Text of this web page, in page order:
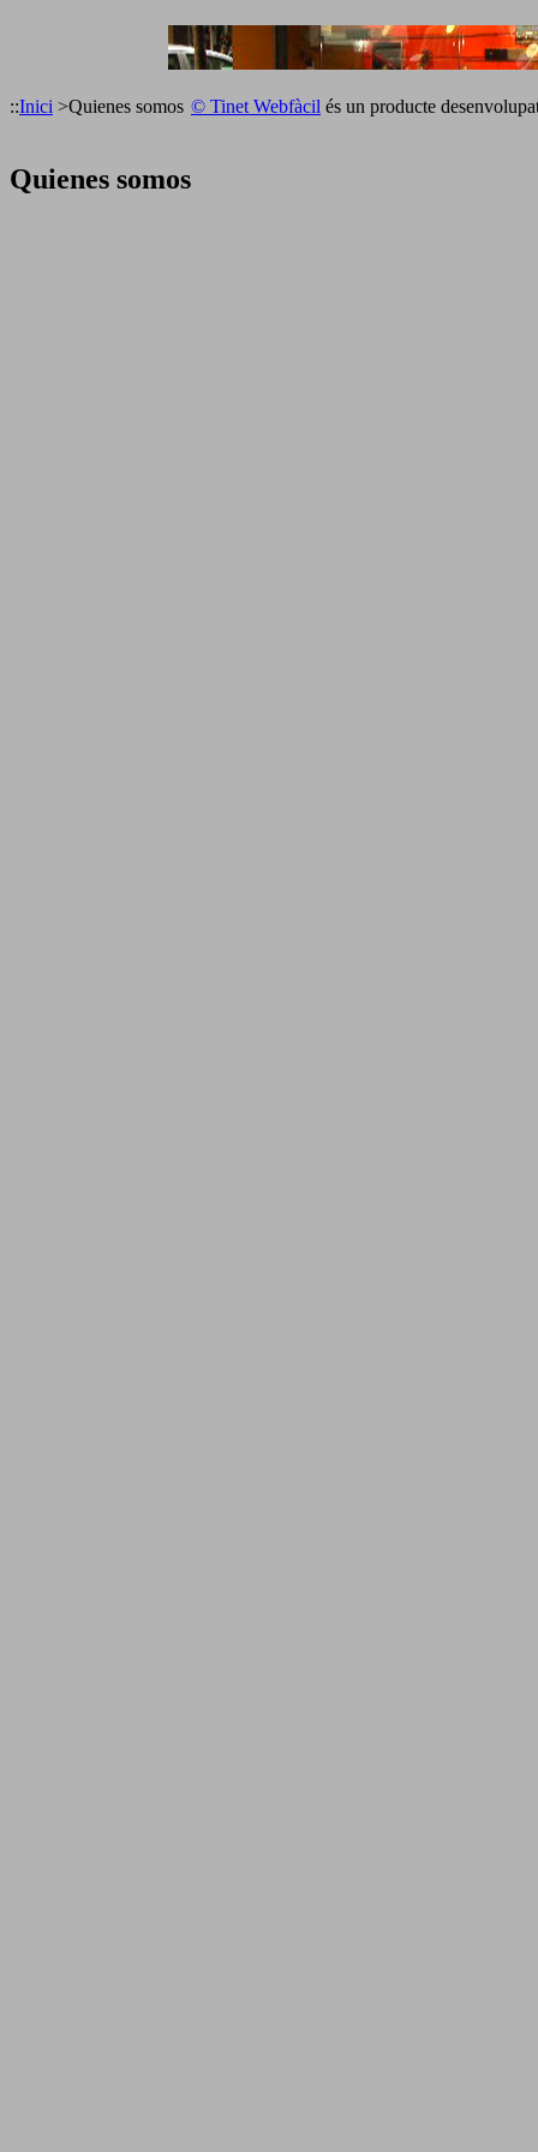
::Inici >Quienes somos
Quienes somos
© Tinet Webfàcil és un producte